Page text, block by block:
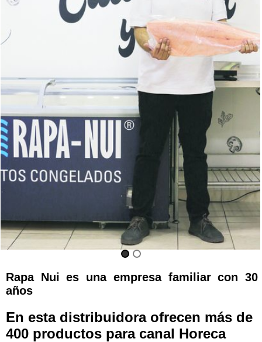
Rapa Nui es una empresa familiar con 30
años
En esta distribuidora ofrecen más de
400 productos para canal Horeca